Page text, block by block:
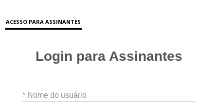
ACESSO PARA ASSINANTES
Login para Assinantes
* Nome do usuário